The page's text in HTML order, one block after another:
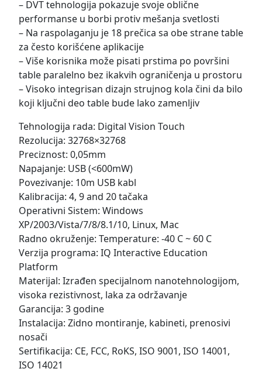
– DVT tehnologija pokazuje svoje oblične
performanse u borbi protiv mešanja svetlosti
– Na raspolaganju je 18 prečica sa obe strane table
za često korišćene aplikacije
– Više korisnika može pisati prstima po površini
table paralelno bez ikakvih ograničenja u prostoru
– Visoko integrisan dizajn strujnog kola čini da bilo
koji ključni deo table bude lako zamenljiv
Tehnologija rada: Digital Vision Touch
Rezolucija: 32768×32768
Preciznost: 0,05mm
Napajanje: USB (<600mW)
Povezivanje: 10m USB kabl
Kalibracija: 4, 9 and 20 tačaka
Operativni Sistem: Windows
XP/2003/Vista/7/8/8.1/10, Linux, Mac
Radno okruženje: Temperature: -40 C ~ 60 C
Verzija programa: IQ Interactive Education
Platform
Materijal: Izrađen specijalnom nanotehnologijom,
visoka rezistivnost, laka za održavanje
Garancija: 3 godine
Instalacija: Zidno montiranje, kabineti, prenosivi
nosači
Sertifikacija: CE, FCC, RoKS, ISO 9001, ISO 14001,
ISO 14021